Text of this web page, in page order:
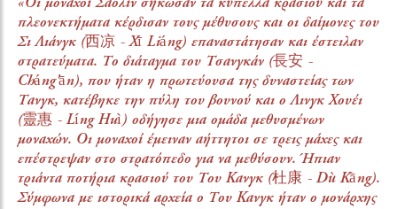
«Oι μοναχοί Σαολίν σήκωσαν τα κύπελλα κρασιού και τα
πλεονεκτήματα κέρδισαν τους μέθυσους και οι δαίμονες του
Σι Λιάνγκ (西凉 - Xī Liáng) επαναστάτησαν και έστειλαν
στρατεύματα. Το διάταγμα του Τσανγκάν (長安 -
Cháng'ān), που ήταν η πρωτεύουσα της δυναστείας των
Τανγκ, κατέβηκε την πύλη του βουνού και ο Λινγκ Χουέι
(靈惠 - Líng Huì) οδήγησε μια ομάδα μεθυσμένων
μοναχών. Οι μοναχοί έμειναν αήττητοι σε τρεις μάχες και
επέστρεψαν στο στρατόπεδο για να μεθύσουν. Ήπιαν
τριάντα ποτήρια κρασιού του Του Κανγκ (杜康 - Dù Kāng).
Σύμφωνα με ιστορικά αρχεία ο Του Κανγκ ήταν ο μονάρχης